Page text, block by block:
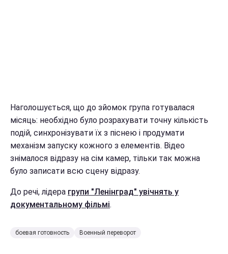
Наголошується, що до зйомок група готувалася
місяць: необхідно було розрахувати точну кількість
подій, синхронізувати їх з піснею і продумати
механізм запуску кожного з елементів. Відео
знімалося відразу на сім камер, тільки так можна
було записати всю сцену відразу.
До речі, лідера групи "Ленінград" увічнять у
документальному фільмі.
боевая готовность Военный переворот